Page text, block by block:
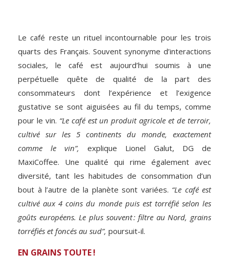
Le café reste un rituel incontournable pour les trois
quarts des Français. Souvent synonyme d’interactions
sociales, le café est aujourd’hui soumis à une
perpétuelle quête de qualité de la part des
consommateurs dont l’expérience et l’exigence
gustative se sont aiguisées au fil du temps, comme
pour le vin. “Le café est un produit agricole et de terroir,
cultivé sur les 5 continents du monde, exactement
comme le vin”, explique Lionel Galut, DG de
MaxiCoffee. Une qualité qui rime également avec
diversité, tant les habitudes de consommation d’un
bout à l’autre de la planète sont variées. “Le café est
cultivé aux 4 coins du monde puis est torréfié selon les
goûts européens. Le plus souvent : filtre au Nord, grains
torréfiés et foncés au sud”, poursuit-il.
EN GRAINS TOUTE !